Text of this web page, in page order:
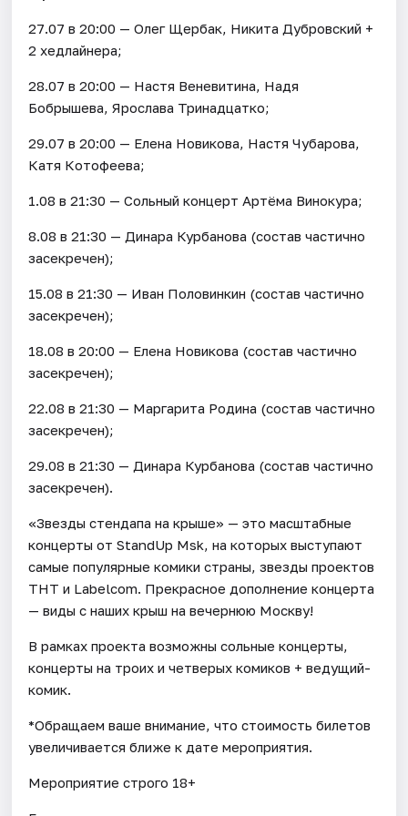
27.07 в 20:00 — Олег Щербак, Никита Дубровский +
2 хедлайнера;
28.07 в 20:00 — Настя Веневитина, Надя
Бобрышева, Ярослава Тринадцатко;
29.07 в 20:00 — Елена Новикова, Настя Чубарова,
Катя Котофеева;
1.08 в 21:30 — Сольный концерт Артёма Винокура;
8.08 в 21:30 — Динара Курбанова (состав частично
засекречен);
15.08 в 21:30 — Иван Половинкин (состав частично
засекречен);
18.08 в 20:00 — Елена Новикова (состав частично
засекречен);
22.08 в 21:30 — Маргарита Родина (состав частично
засекречен);
29.08 в 21:30 — Динара Курбанова (состав частично
засекречен).
«Звезды стендапа на крыше» — это масштабные
концерты от StandUp Msk, на которых выступают
самые популярные комики страны, звезды проектов
ТНТ и Labelcom. Прекрасное дополнение концерта
— виды с наших крыш на вечернюю Москву!
В рамках проекта возможны сольные концерты,
концерты на троих и четверых комиков + ведущий-
комик.
*Обращаем ваше внимание, что стоимость билетов
увеличивается ближе к дате мероприятия.
Мероприятие строго 18+